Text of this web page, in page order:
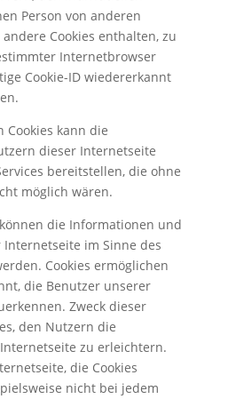
Person von anderen
Cookies enthalten, zu
Internetbrowser
Cookie-ID wiedererkannt
Cookies kann die
dieser Internetseite
bereitstellen, die ohne
möglich wären.
die Informationen und
im Sinne des
Cookies ermöglichen
die Benutzer unserer
Zweck dieser
den Nutzern die
zu erleichtern.
die Cookies
nicht bei jedem